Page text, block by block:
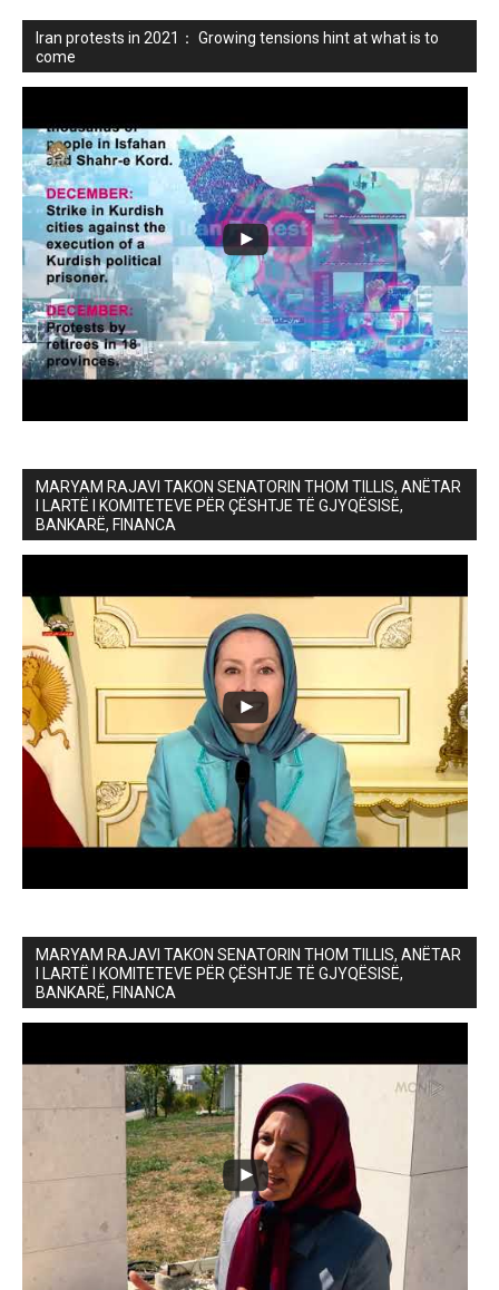
Iran protests in 2021： Growing tensions hint at what is to
come
MARYAM RAJAVI TAKON SENATORIN THOM TILLIS, ANËTAR
I LARTË I KOMITETEVE PËR ÇËSHTJE TË GJYQËSISË,
BANKARË, FINANCA
MARYAM RAJAVI TAKON SENATORIN THOM TILLIS, ANËTAR
I LARTË I KOMITETEVE PËR ÇËSHTJE TË GJYQËSISË,
BANKARË, FINANCA